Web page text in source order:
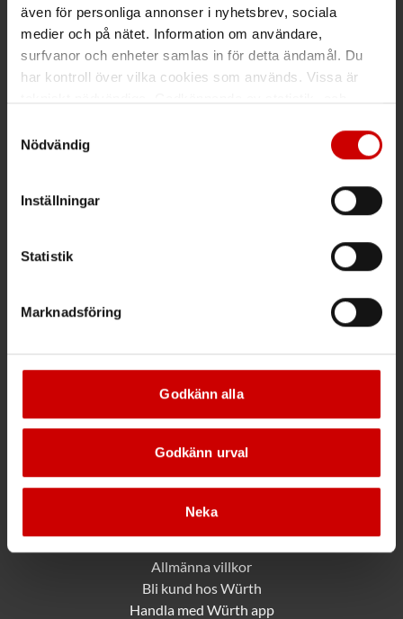
även för personliga annonser i nyhetsbrev, sociala
medier och på nätet. Information om användare,
surfvanor och enheter samlas in för detta ändamål. Du
har kontroll över vilka cookies som används. Vissa är
länder utanför EU med olika dataskyddsnormer. Genom
att godkänna samtycker du till sådana överföringar. Läs
Nödvändig
Inställningar
Statistik
Marknadsföring
Godkänn alla
Godkänn urval
Neka
Ring kundsupport 019 - 35 10 30
Maila kundsupport@wuerth.se
Allmänna villkor
Bli kund hos Würth
Handla med Würth app
Få rabatt på ditt köp!
nästa order.
*Gäller vid köp för 2000 kr eller mer.